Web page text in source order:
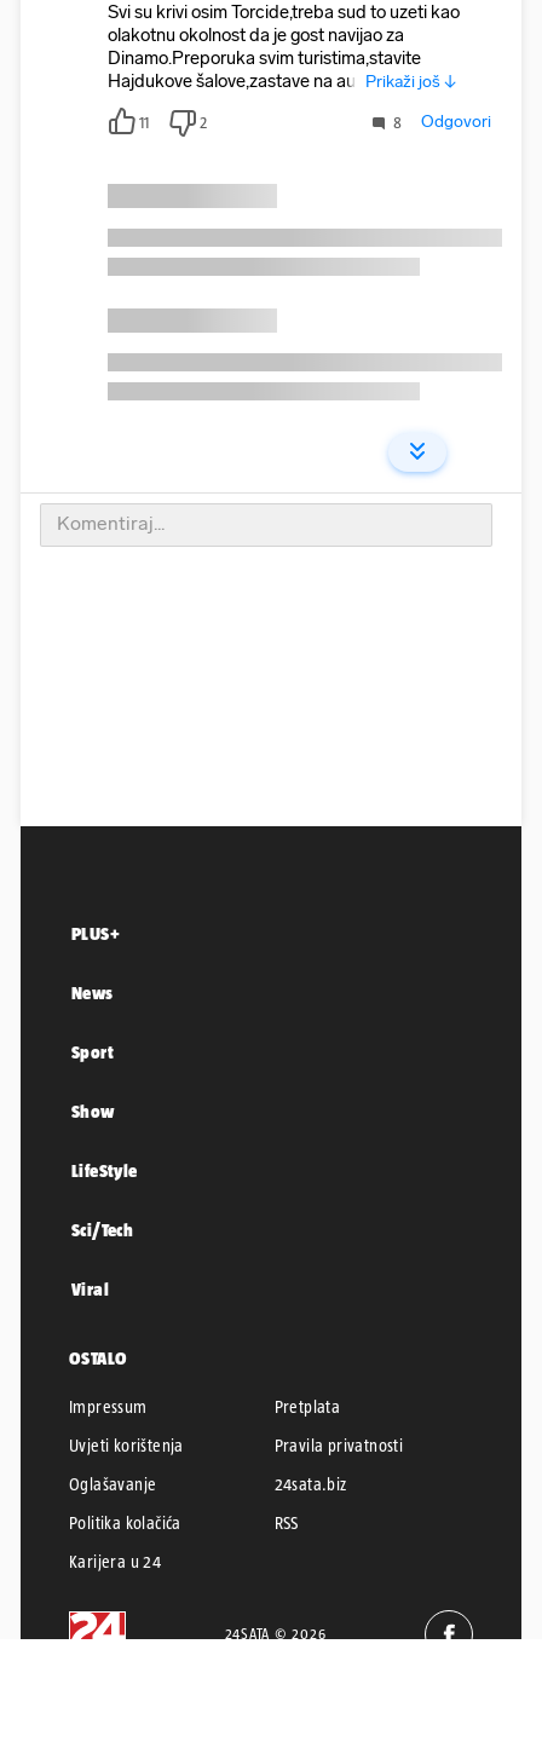
Svi su krivi osim Torcide,treba sud to uzeti kao
olakotnu okolnost da je gost navijao za
Dinamo.Preporuka svim turistima,stavite
Hajdukove šalove,zastave na aut Prikaži još ↓
11 2 8 Odgovori
PLUS+
News
Sport
Show
LifeStyle
Sci/Tech
Viral
OSTALO
Impressum
Pretplata
Uvjeti korištenja
Pravila privatnosti
Oglašavanje
24sata.biz
Politika kolačića
RSS
Karijera u 24
24SATA © 2026